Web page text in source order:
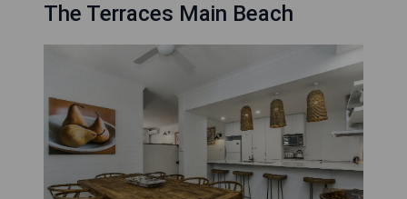
The Terraces Main Beach